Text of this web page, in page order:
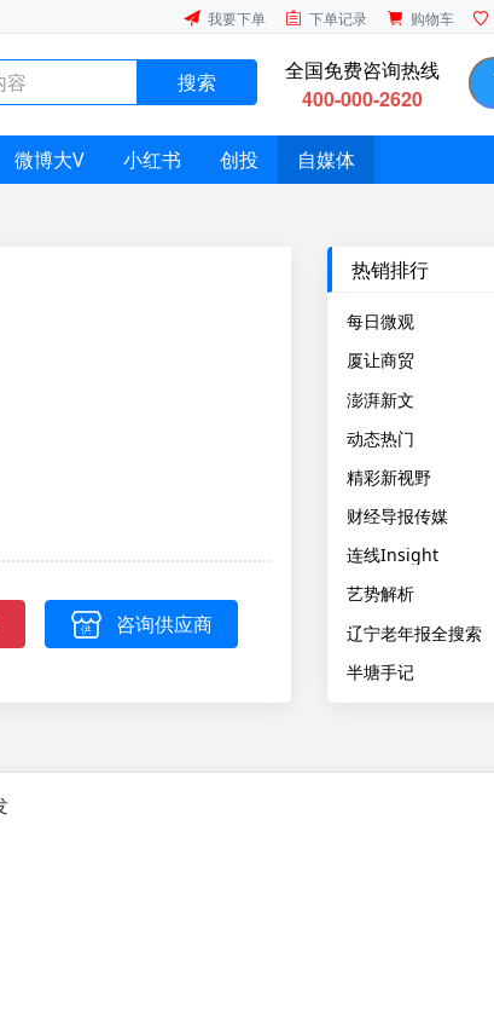
我要下单 下单记录 购物车
搜索 全国免费咨询热线
400-000-2620
微博大V 小红书 创投 自媒体
咨询供应商
热销排行
每日微观
厦让商贸
澎湃新文
动态热门
精彩新视野
财经导报传媒
连线Insight
艺势解析
辽宁老年报全搜索
半塘手记